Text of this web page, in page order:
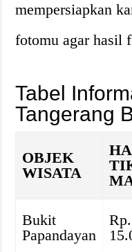
mempersiapkan
fotomu agar hasil
Tabel
Tangerang
OBJEK
WISATA
Bukit
Papandayan
Rp.